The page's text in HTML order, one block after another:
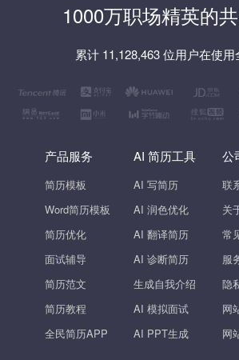
1000万职场精英的
累计 11,128,463 位用户在使
产品服务
简历模板
Word简历模板
简历优化
面试辅导
简历范文
简历教程
全民简历APP
AI 简历工具
AI 写简历
AI 润色优化
AI 翻译简历
AI 诊断简历
生成自我介绍
AI 模拟面试
AI PPT生成
公
联
关
常
服
隐
网
网